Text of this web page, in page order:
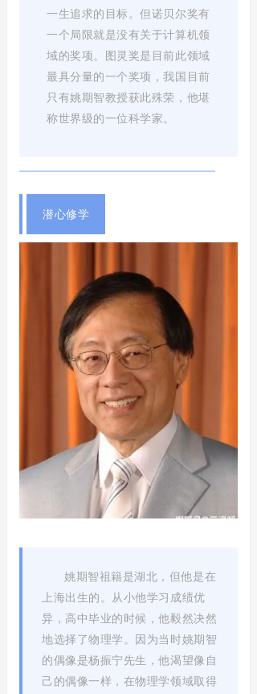
一生追求的目标。但诺贝尔奖有
一个局限就是没有关于计算机领
域的奖项。图灵奖是目前此领域
最具分量的一个奖项，我国目前
只有姚期智教授获此殊荣，他堪
称世界级的一位科学家。
潜心修学
姚期智祖籍是湖北，但他是在
上海出生的。从小他学习成绩优
异，高中毕业的时候，他毅然决然
地选择了物理学。因为当时姚期智
的偶像是杨振宁先生，他渴望像自
己的偶像一样，在物理学领域取得